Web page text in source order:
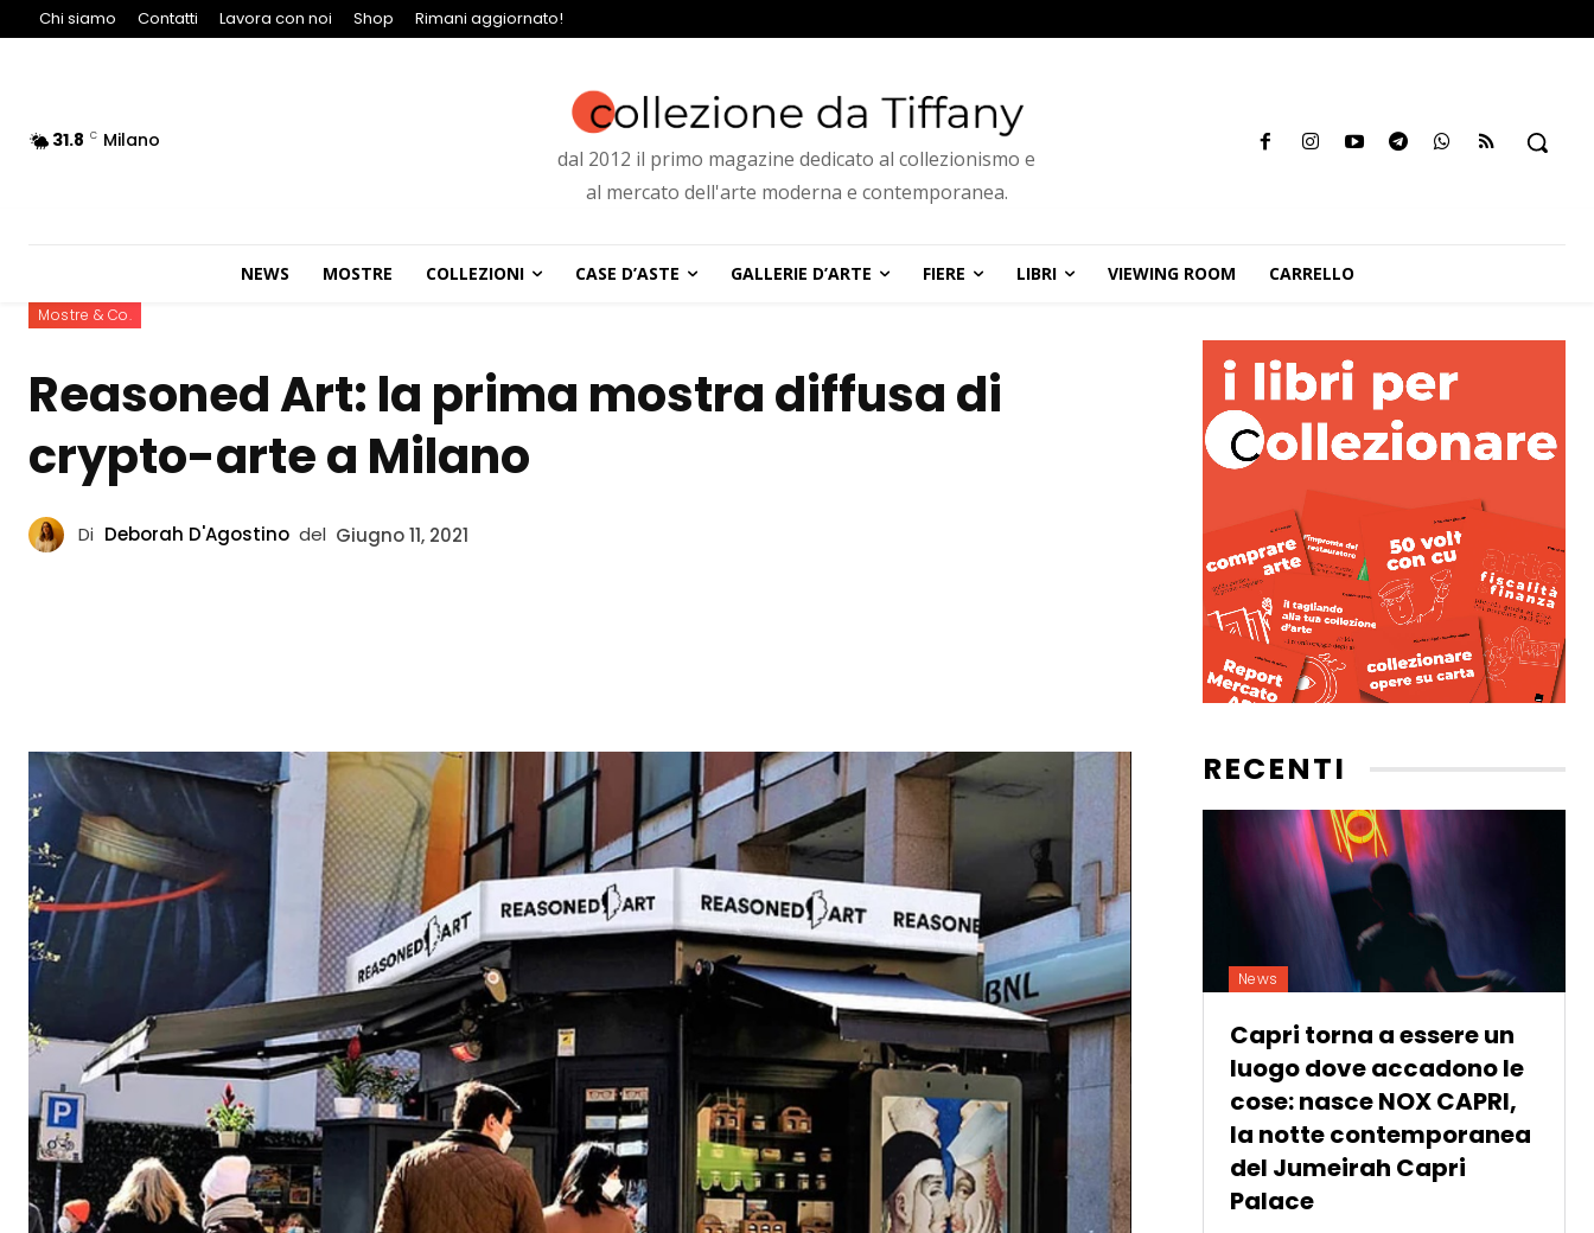
Chi siamo Contatti Lavora con noi Shop Rimani aggiornato!
31.8 C Milano
dal 2012 il primo magazine dedicato al collezionismo e
al mercato dell'arte moderna e contemporanea.
NEWS MOSTRE COLLEZIONI CASE D’ASTE GALLERIE D’ARTE FIERE LIBRI VIEWING ROOM CARRELLO
Mostre & Co.
Reasoned Art: la prima mostra diffusa di
crypto-arte a Milano
Di Deborah D'Agostino del Giugno 11, 2021
RECENTI
News
Capri torna a essere un
luogo dove accadono le
cose: nasce NOX CAPRI,
la notte contemporanea
del Jumeirah Capri
Palace